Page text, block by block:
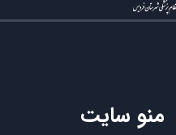
منو سایت